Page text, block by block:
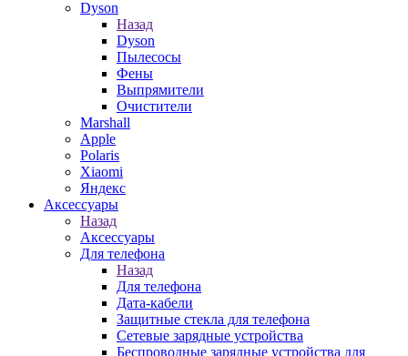
Dyson
Назад
Dyson
Пылесосы
Фены
Выпрямители
Очистители
Marshall
Apple
Polaris
Xiaomi
Яндекс
Аксессуары
Назад
Аксессуары
Для телефона
Назад
Для телефона
Дата-кабели
Защитные стекла для телефона
Сетевые зарядные устройства
Беспроводные зарядные устройства для